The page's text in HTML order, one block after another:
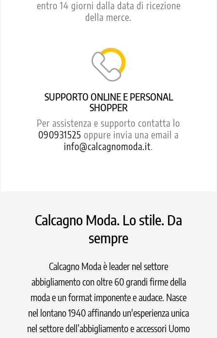
entro 14 giorni dalla data di ricezione
della merce.
SUPPORTO ONLINE E PERSONAL
SHOPPER
Per assistenza e supporto contatta lo
090931525 oppure invia una email a
info@calcagnomoda.it.
Calcagno Moda. Lo stile. Da
sempre
Calcagno Moda è leader nel settore
abbigliamento con oltre 60 grandi firme della
moda e un format imponente e audace. Nasce
nel lontano 1940 affinando un'esperienza unica
nel settore dell’abbigliamento e accessori Uomo